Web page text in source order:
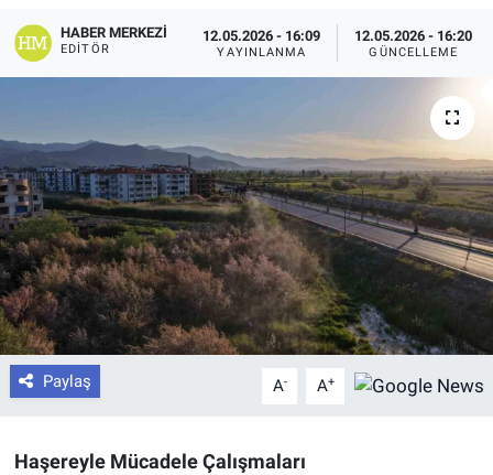
HABER MERKEZI
EDITÖR
12.05.2026 - 16:09
YAYINLANMA
12.05.2026 - 16:20
GÜNCELLEME
Paylaş A- A+
Haşereyle Mücadele Çalışmaları